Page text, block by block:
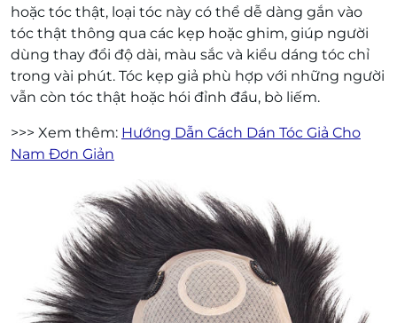
hoặc tóc thật, loại tóc này có thể dễ dàng gắn vào
tóc thật thông qua các kẹp hoặc ghim, giúp người
dùng thay đổi độ dài, màu sắc và kiểu dáng tóc chỉ
trong vài phút. Tóc kẹp giả phù hợp với những người
vẫn còn tóc thật hoặc hói đỉnh đầu, bò liếm.
>>> Xem thêm: Hướng Dẫn Cách Dán Tóc Giả Cho
Nam Đơn Giản